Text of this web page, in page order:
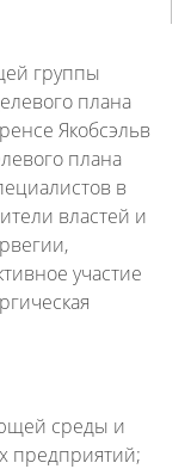
группы
плана
Якобсэльв
плана
в
властей и
участие
среды и
предприятий;